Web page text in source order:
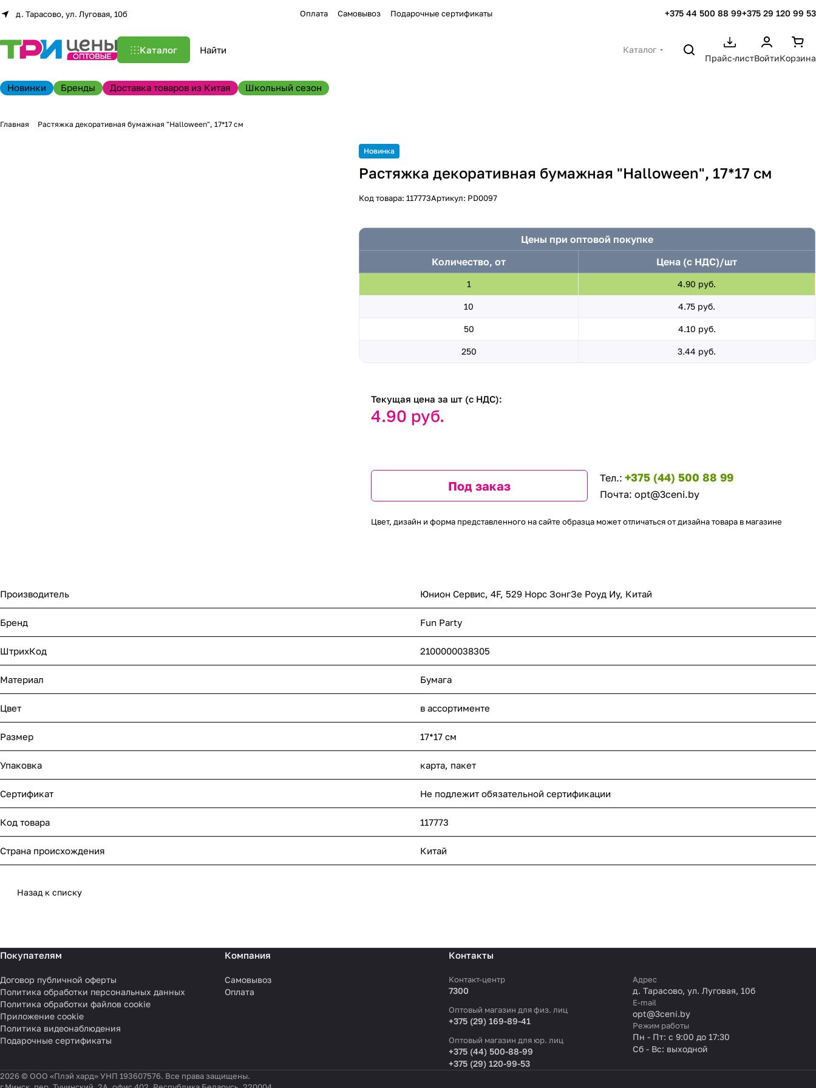
д. Тарасово, ул. Луговая, 10б Оплата Самовывоз Подарочные сертификаты +375 44 500 88 99+375 29 120 99 53
Каталог
Каталог
Прайс-листВойтиКорзина
Новинки Бренды Доставка товаров из Китая Школьный сезон
Главная Растяжка декоративная бумажная "Halloween", 17*17 см
Новинка
Растяжка декоративная бумажная "Halloween", 17*17 см
Код товара:117773Артикул: PD0097
Цены при оптовой покупке
Количество, от
Цена (с НДС)/шт
1 4.90 руб.
10 4.75 руб.
50 4.10 руб.
250 3.44 руб.
Текущая цена за шт (с НДС):
4.90 руб.
Под заказ
Тел.: +375 (44) 500 88 99
Почта: opt@3ceni.by
Цвет, дизайн и форма представленного на сайте образца может отличаться от дизайна товара в магазине
Производитель Юнион Сервис, 4F, 529 Норс ЗонгЗе Роуд Иу, Китай
Бренд Fun Party
ШтрихКод 2100000038305
Материал Бумага
Цвет в ассортименте
Размер 17*17 см
Упаковка карта, пакет
Сертификат Не подлежит обязательной сертификации
Код товара 117773
Страна происхождения Китай
Назад к списку
Покупателям
Договор публичной оферты
Политика обработки персональных данных
Политика обработки файлов cookie
Приложение cookie
Политика видеонаблюдения
Подарочные сертификаты
Компания
Самовывоз
Оплата
Контакты
Контакт-центр
7300
Оптовый магазин для физ. лиц
+375 (29) 169-89-41
Оптовый магазин для юр. лиц
+375 (44) 500-88-99
+375 (29) 120-99-53
Адрес
д. Тарасово, ул. Луговая, 10б
E-mail
opt@3ceni.by
Режим работы
Пн - Пт: с 9:00 до 17:30
Сб - Вс: выходной
2026 © ООО «Плэй хард» УНП 193607576. Все права защищены.